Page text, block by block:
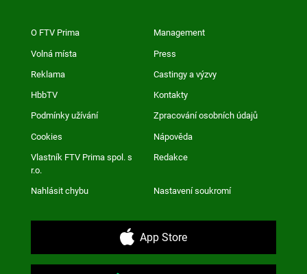
O FTV Prima Management
Volná místa Press
Reklama Castingy a výzvy
HbbTV Kontakty
Podmínky užívání Zpracování osobních údajů
Cookies Nápověda
Vlastník FTV Prima spol. s
r.o.
Redakce
Nahlásit chybu Nastavení soukromí
App Store